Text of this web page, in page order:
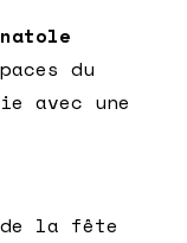
du
avec une
la fête